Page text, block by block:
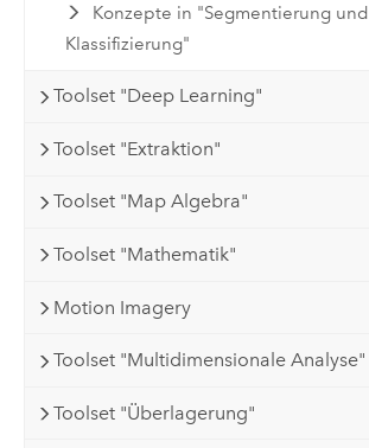
Konzepte in "Segmentierung und
Klassifizierung"
Toolset "Deep Learning"
Toolset "Extraktion"
Toolset "Map Algebra"
Toolset "Mathematik"
Motion Imagery
Toolset "Multidimensionale Analyse"
Toolset "Überlagerung"